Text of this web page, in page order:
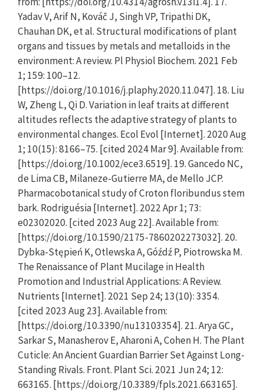
Yadav V, Arif N, Kováč J, Singh VP, Tripathi DK,
Chauhan DK, et al. Structural modifications of plant
organs and tissues by metals and metalloids in the
environment: A review. Pl Physiol Biochem. 2021 Feb
1; 159: 100–12.
[https://doi.org/10.1016/j.plaphy.2020.11.047]. 18. Liu
W, Zheng L, Qi D. Variation in leaf traits at different
altitudes reflects the adaptive strategy of plants to
environmental changes. Ecol Evol [Internet]. 2020 Aug
1; 10(15): 8166–75. [cited 2024 Mar 9]. Available from:
[https://doi.org/10.1002/ece3.6519]. 19. Gancedo NC,
de Lima CB, Milaneze-Gutierre MA, de Mello JCP.
Pharmacobotanical study of Croton floribundus stem
bark. Rodriguésia [Internet]. 2022 Apr 1; 73:
e02302020. [cited 2023 Aug 22]. Available from:
[https://doi.org/10.1590/2175-7860202273032]. 20.
Dybka-Stępień K, Otlewska A, Góźdź P, Piotrowska M.
The Renaissance of Plant Mucilage in Health
Promotion and Industrial Applications: A Review.
Nutrients [Internet]. 2021 Sep 24; 13(10): 3354.
[cited 2023 Aug 23]. Available from:
[https://doi.org/10.3390/nu13103354]. 21. Arya GC,
Sarkar S, Manasherov E, Aharoni A, Cohen H. The Plant
Cuticle: An Ancient Guardian Barrier Set Against Long-
Standing Rivals. Front. Plant Sci. 2021 Jun 24; 12:
663165. [https://doi.org/10.3389/fpls.2021.663165].